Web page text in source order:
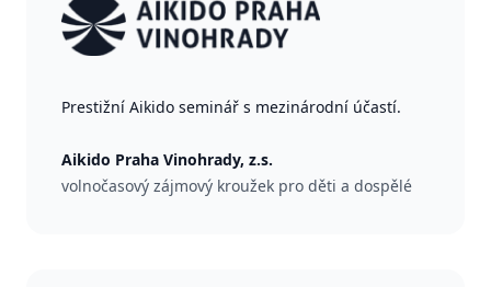
Prestižní Aikido seminář s mezinárodní účastí.
Aikido Praha Vinohrady, z.s.
volnočasový zájmový kroužek pro děti a dospělé